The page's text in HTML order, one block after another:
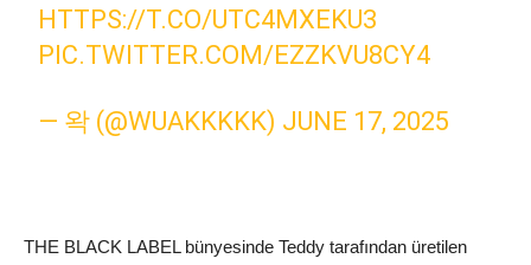
HTTPS://T.CO/UTC4MXEKU3
PIC.TWITTER.COM/EZZKVU8CY4
— 왁 (@WUAKKKKK) JUNE 17, 2025
THE BLACK LABEL bünyesinde Teddy tarafından üretilen